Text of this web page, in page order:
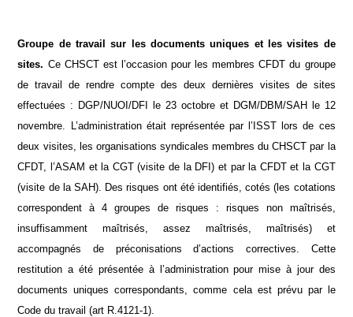
Groupe de travail sur les documents uniques et les visites de
sites. Ce CHSCT est l’occasion pour les membres CFDT du groupe
de travail de rendre compte des deux dernières visites de sites
effectuées : DGP/NUOI/DFI le 23 octobre et DGM/DBM/SAH le 12
novembre. L’administration était représentée par l’ISST lors de ces
deux visites, les organisations syndicales membres du CHSCT par la
CFDT, l’ASAM et la CGT (visite de la DFI) et par la CFDT et la CGT
(visite de la SAH). Des risques ont été identifiés, cotés (les cotations
correspondent à 4 groupes de risques : risques non maîtrisés,
insuffisamment maîtrisés, assez maîtrisés, maîtrisés) et
accompagnés de préconisations d’actions correctives. Cette
restitution a été présentée à l’administration pour mise à jour des
documents uniques correspondants, comme cela est prévu par le
Code du travail (art R.4121-1).